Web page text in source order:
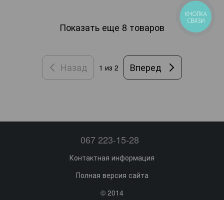
Показать еще 8 товаров
Назад 1 из 2 Вперед
067 223-15-28
Контактная информация
Полная версия сайта
© 2014
КНОПКА
СВЯЗИ